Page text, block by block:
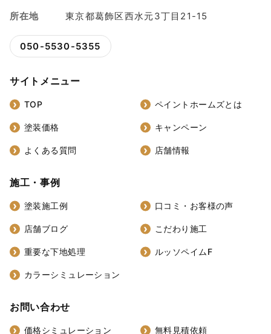
所在地
東京都葛飾区西水元3丁目21-15
050-5530-5355
サイトメニュー
TOP ペイントホームズとは
塗装価格 キャンペーン
よくある質問 店舗情報
施工・事例
塗装施工例 口コミ・お客様の声
店舗ブログ こだわり施工
重要な下地処理 ルッソペイムF
カラーシミュレーション
お問い合わせ
価格シミュレーション 無料見積依頼